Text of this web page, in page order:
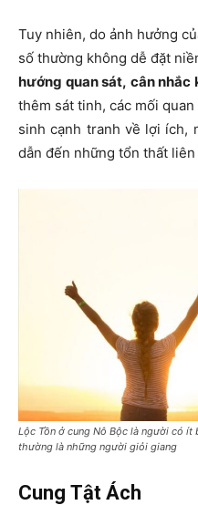
Tuy nhiên, do ảnh hưởng
số thường không dễ đặt
hướng quan sát, cân
thêm sát tinh, các mối
sinh cạnh tranh về lợi ích,
dẫn đến những tổn thất
Lộc Tồn ở cung Nô Bộc là người có
thường là những người giỏi giang
Cung Tật Ách